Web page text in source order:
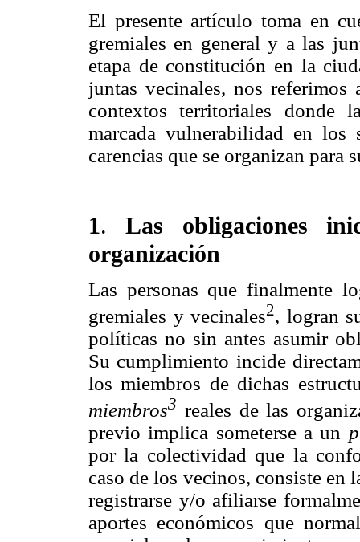
El presente artículo toma en
gremiales en general y a las
etapa de constitución en la
juntas vecinales, nos referimos
contextos territoriales donde
marcada vulnerabilidad en
carencias que se organizan para
1.Las obligaciones
organización
Las personas que finalmente
gremiales y vecinales2, logran
políticas no sin antes asumir
Su cumplimiento incide
los miembros de dichas
miembros3 reales de las
previo implica someterse a un
por la colectividad que la
caso de los vecinos, consiste en
registrarse y/o afiliarse
aportes económicos que